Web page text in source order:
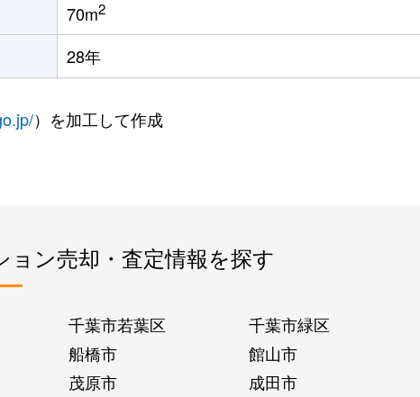
70m2
28年
）を加工して作成
ン売却・査定情報を探す
千葉市若葉区
千葉市緑区
船橋市
館山市
茂原市
成田市